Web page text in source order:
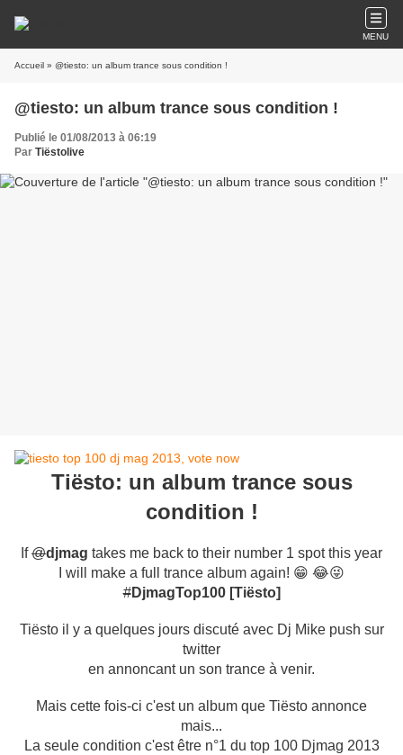
MENU
Accueil » @tiesto: un album trance sous condition !
@tiesto: un album trance sous condition !
Publié le 01/08/2013 à 06:19
Par Tiëstolive
Tiësto: un album trance sous
condition !
If@djmag takes me back to their number 1 spot this year
I will make a full trance album again! 😁 😂😜
#DjmagTop100 [Tiësto]
Tiësto il y a quelques jours discuté avec Dj Mike push sur
twitter
en annoncant un son trance à venir.
Mais cette fois-ci c'est un album que Tiësto annonce
mais...
La seule condition c'est être n°1 du top 100 Djmag 2013